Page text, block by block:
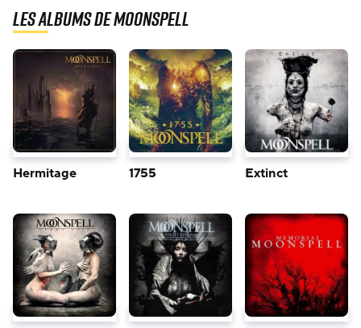
Les albums de Moonspell
Hermitage 1755 Extinct